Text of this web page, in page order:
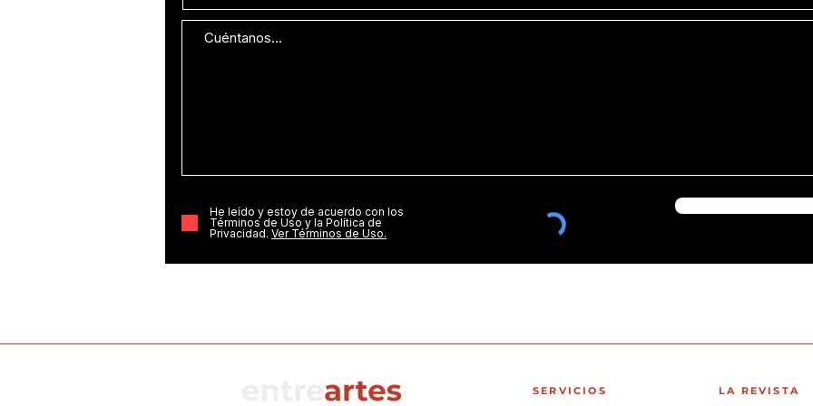
He leído y estoy de acuerdo con los
Términos de Uso y la Política de
Privacidad. Ver Términos de Uso.
SERVICIOS LA REVISTA